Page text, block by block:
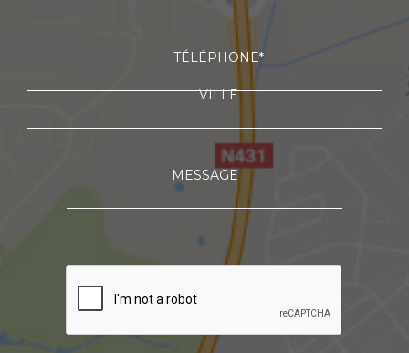
TÉLÉPHONE*
VILLE
MESSAGE